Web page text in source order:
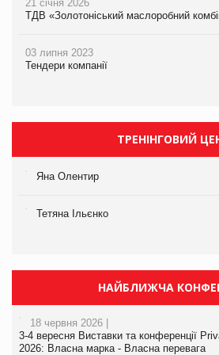
21 січня 2026
ТДВ «Золотоніський маслоробний
03 липня 2023
Тендери компанії
ТРЕНІНГОВИЙ
Яна Олентир
Тетяна Ільєнко
НАЙБЛИЖЧА
18 червня 2026 |
3-4 вересня Виставки та конференції
2026: Власна марка - Власна перевага